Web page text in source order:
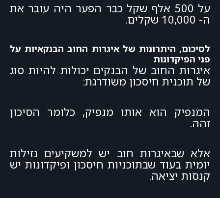
על 500 אלף שקל כבר הפער היה עובר את
ה- 10,000 שקלים.
לסיכום, היתרונות של איגרות החוב הבנקאיות על
פני הפיקדונות
איגרות החוב של הבנקים יכולות להיות סוג
של תוכנית חיסכון משודרגת:
המנפיק הוא אותו מנפיק, כלומר הסיכון
זהה.
אלא שבאיגרות חוב יש למשקיעים נזילות
יומית בעוד שבתוכניות חיסכון ופיקדונות יש
קנסות יציאה.